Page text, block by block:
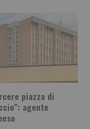
piazza di
agente